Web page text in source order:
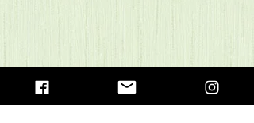
Voltar